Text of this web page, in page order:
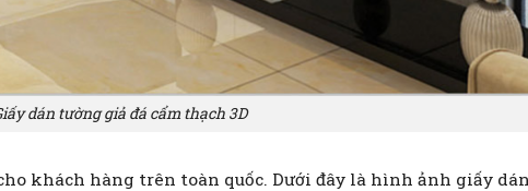
dán tường giả đá cẩm thạch 3D
khách hàng trên toàn quốc. Dưới đây là hình ảnh giấy